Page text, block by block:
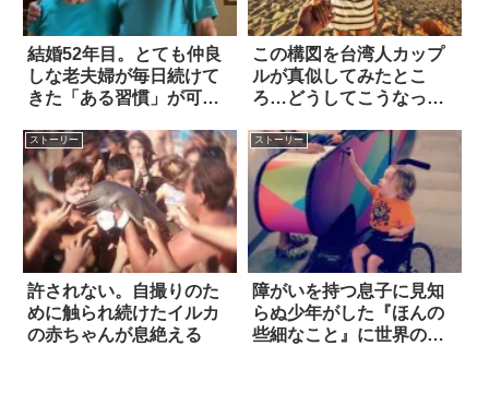
結婚52年目。とても仲良
しな老夫婦が毎日続けて
きた「ある習慣」が可愛
この構図を台湾人カップ
ルが真似してみたとこ
ろ…どうしてこうなった
ストーリー
許されない。自撮りのた
めに触られ続けたイルカ
の赤ちゃんが息絶える
ストーリー
障がいを持つ息子に見知
らぬ少年がした『ほんの
些細なこと』に世界の称